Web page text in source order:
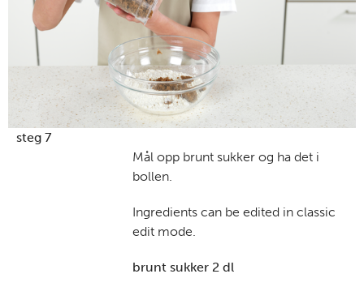
FILM
FØR DU STARTER
LÆR MER
TIL DE VOKSNE
steg 7
Mål opp brunt sukker og ha det i
bollen.
Ingredients can be edited in classic
edit mode.
brunt sukker 2 dl